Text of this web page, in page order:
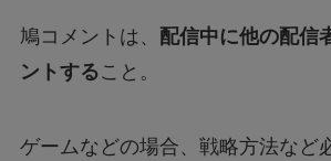
鳩コメントは、 配信中に他の配信
ントすること。
ゲームなどの場合、戦略方法など